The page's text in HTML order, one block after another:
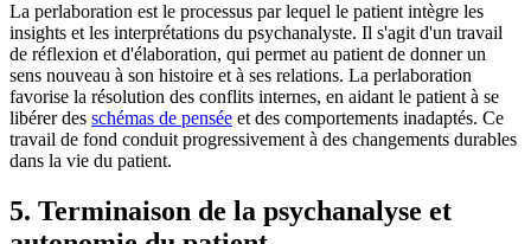
La perlaboration est le processus par lequel le patient intègre les
insights et les interprétations du psychanalyste. Il s'agit d'un travail
de réflexion et d'élaboration, qui permet au patient de donner un
sens nouveau à son histoire et à ses relations. La perlaboration
favorise la résolution des conflits internes, en aidant le patient à se
libérer des schémas de pensée et des comportements inadaptés. Ce
travail de fond conduit progressivement à des changements durables
dans la vie du patient.
5. Terminaison de la psychanalyse et